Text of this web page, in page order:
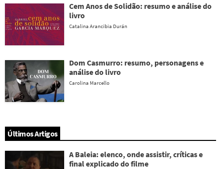
Cem Anos de Solidão: resumo e análise do
livro
Catalina Arancibia Durán
Dom Casmurro: resumo, personagens e
análise do livro
Carolina Marcello
Últimos Artigos
A Baleia: elenco, onde assistir, críticas e
final explicado do filme